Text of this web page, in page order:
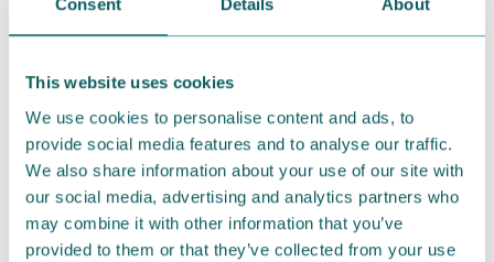
Consent Details About
This website uses cookies
We use cookies to personalise content and ads, to
provide social media features and to analyse our traffic.
We also share information about your use of our site with
our social media, advertising and analytics partners who
may combine it with other information that you’ve
provided to them or that they’ve collected from your use
ムーミンカフェ軽井沢
電話 0267-31-5450
住所 長野県北佐久郡軽井沢町軽井沢
所在施設 軽井沢プリンスショッピングプラザ